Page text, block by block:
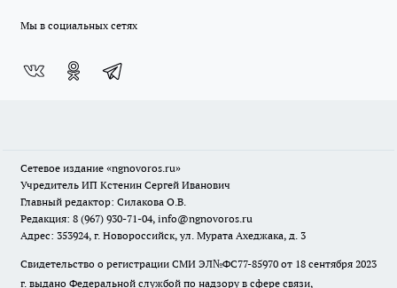
Мы в социальных сетях
Сетевое издание «ngnovoros.ru»
Учредитель ИП Кстенин Сергей Иванович
Главный редактор: Силакова О.В.
Редакция: 8 (967) 930-71-04, info@ngnovoros.ru
Адрес: 353924, г. Новороссийск, ул. Мурата Ахеджака, д. 3
Свидетельство о регистрации СМИ ЭЛ№ФС77-85970 от 18 сентября 2023
г. выдано Федеральной службой по надзору в сфере связи,